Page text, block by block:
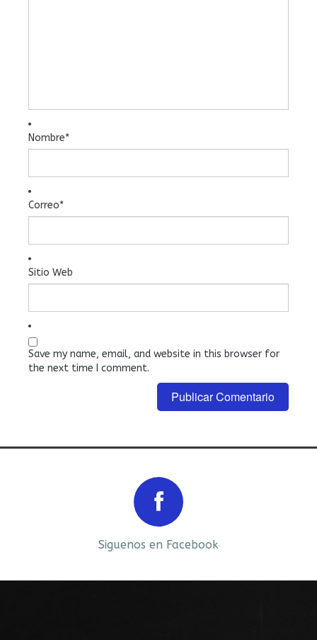
Nombre*
Correo*
Sitio Web
Save my name, email, and website in this browser for
the next time I comment.
Siguenos en Facebook